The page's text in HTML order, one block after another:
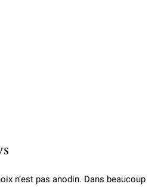
n’est pas anodin. Dans beaucoup